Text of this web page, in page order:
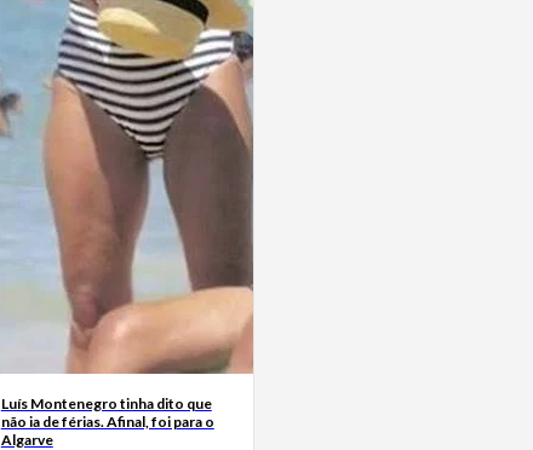
Luís Montenegro tinha dito que
não ia de férias. Afinal, foi para o
Algarve